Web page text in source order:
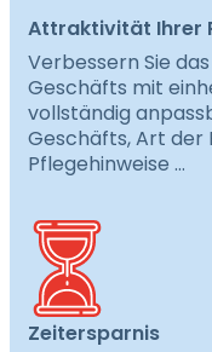
Attraktivität Ihrer
Verbessern Sie
Geschäfts mit
vollständig
Geschäfts, Art der
Pflegehinweise …
Zeitersparnis